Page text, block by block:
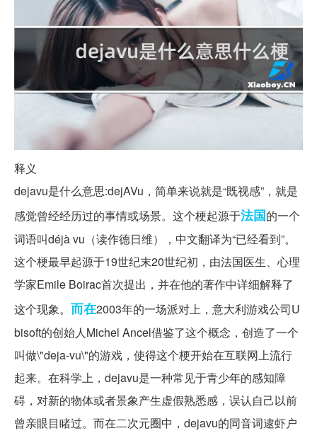
释义
dejavu是什么意思:dejAVu，简单来说就是“既视感”，就是
感觉曾经经历过的事情或场景。这个梗起源于法国的一个
词语叫déjà vu（读作德日维），中文翻译为“已经看到”。
这个梗最早起源于19世纪末20世纪初，由法国医生、心理
学家Emile Boirac首次提出，并在他的著作中详细解释了
这个现象。 而在2003年的一场派对上，意大利游戏公司U
bisoft的创始人Michel Ancel借鉴了这个概念，创造了一个
叫做\"deja-vu\"的游戏，使得这个梗开始在互联网上流行
起来。在科学上，dejavu是一种常见于青少年的感知障
碍，对新的物体或者景象产生虚假熟悉感，误认自己以前
曾亲眼目睹过。而在二次元圈中，dejavu的同音词逮虾户